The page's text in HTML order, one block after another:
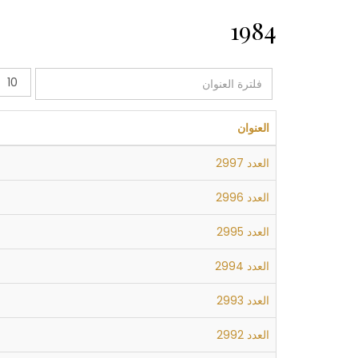
1984
فلترة
العنوان
عدد
العنوان
العدد 2997
العدد 2996
العدد 2995
العدد 2994
العدد 2993
العدد 2992